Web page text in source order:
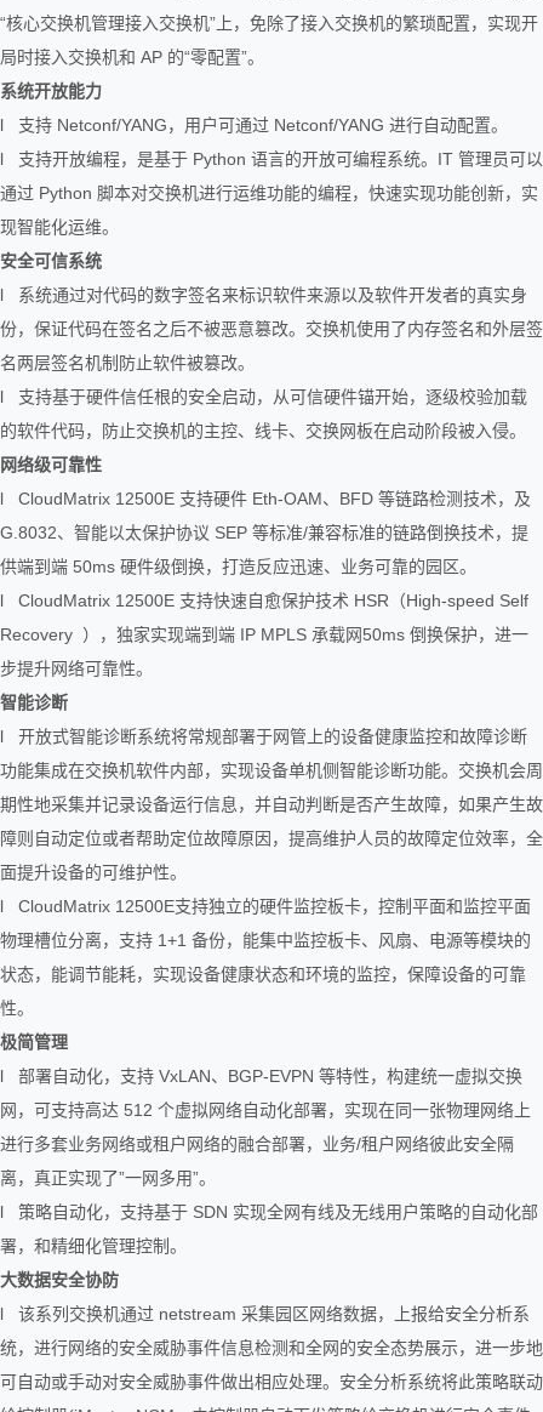
“核心交换机管理接入交换机”上，免除了接入交换机的繁琐配置，实现开
局时接入交换机和 AP 的“零配置”。
系统开放能力
l 支持 Netconf/YANG，用户可通过 Netconf/YANG 进行自动配置。
l 支持开放编程，是基于 Python 语言的开放可编程系统。IT 管理员可以
通过 Python 脚本对交换机进行运维功能的编程，快速实现功能创新，实
现智能化运维。
安全可信系统
l 系统通过对代码的数字签名来标识软件来源以及软件开发者的真实身
份，保证代码在签名之后不被恶意篡改。交换机使用了内存签名和外层签
名两层签名机制防止软件被篡改。
l 支持基于硬件信任根的安全启动，从可信硬件锚开始，逐级校验加载
的软件代码，防止交换机的主控、线卡、交换网板在启动阶段被入侵。
网络级可靠性
l CloudMatrix 12500E 支持硬件 Eth-OAM、BFD 等链路检测技术，及
G.8032、智能以太保护协议 SEP 等标准/兼容标准的链路倒换技术，提
供端到端 50ms 硬件级倒换，打造反应迅速、业务可靠的园区。
l CloudMatrix 12500E 支持快速自愈保护技术 HSR（High-speed Self
Recovery ），独家实现端到端 IP MPLS 承载网50ms 倒换保护，进一
步提升网络可靠性。
智能诊断
l 开放式智能诊断系统将常规部署于网管上的设备健康监控和故障诊断
功能集成在交换机软件内部，实现设备单机侧智能诊断功能。交换机会周
期性地采集并记录设备运行信息，并自动判断是否产生故障，如果产生故
障则自动定位或者帮助定位故障原因，提高维护人员的故障定位效率，全
面提升设备的可维护性。
l CloudMatrix 12500E支持独立的硬件监控板卡，控制平面和监控平面
物理槽位分离，支持 1+1 备份，能集中监控板卡、风扇、电源等模块的
状态，能调节能耗，实现设备健康状态和环境的监控，保障设备的可靠
性。
极简管理
l 部署自动化，支持 VxLAN、BGP-EVPN 等特性，构建统一虚拟交换
网，可支持高达 512 个虚拟网络自动化部署，实现在同一张物理网络上
进行多套业务网络或租户网络的融合部署，业务/租户网络彼此安全隔
离，真正实现了”一网多用”。
l 策略自动化，支持基于 SDN 实现全网有线及无线用户策略的自动化部
署，和精细化管理控制。
大数据安全协防
l 该系列交换机通过 netstream 采集园区网络数据，上报给安全分析系
统，进行网络的安全威胁事件信息检测和全网的安全态势展示，进一步地
可自动或手动对安全威胁事件做出相应处理。安全分析系统将此策略联动